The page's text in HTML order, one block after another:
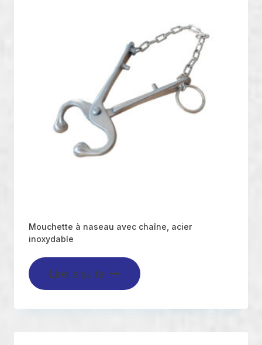
Mouchette à naseau avec chaîne, acier
inoxydable
Lire la suite